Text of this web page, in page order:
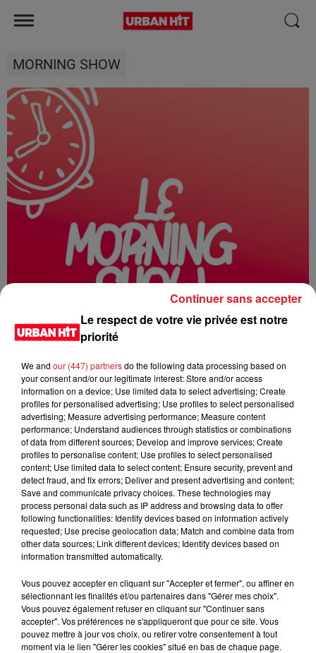
MORNING SHOW
0:00 3 min 25 sec
24 novembre 2025 - 3 min 25 sec
MORNING SHOW 09H11 du 21.11.2025
Le Morning Show
Le respect de votre vie privée est notre
priorité
We and our (447) partnersdo the following data processing based on
your consent and/or our legitimate interest: Store and/or access
information on a device; Use limited data to select advertising; Create
profiles for personalised advertising; Use profiles to select personalised
advertising; Measure advertising performance; Measure content
performance; Understand audiences through statistics or combinations
of data from different sources; Develop and improve services; Create
profiles to personalise content; Use profiles to select personalised
content; Use limited data to select content; Ensure security, prevent and
detect fraud, and fix errors; Deliver and present advertising and content;
Save and communicate privacy choices. These technologies may
process personal data such as IP address and browsing data to offer
following functionalities: Identify devices based on information actively
requested; Use precise geolocation data; Match and combine data from
other data sources; Link different devices; Identify devices based on
information transmitted automatically.
Vous pouvez accepter en cliquant sur "Accepter et fermer", ou affiner en
sélectionnant les finalités et/ou partenaires dans "Gérer mes choix".
Vous pouvez également refuser en cliquant sur "Continuer sans
accepter". Vos préférences ne s'appliqueront que pour ce site. Vous
pouvez mettre à jour vos choix, ou retirer votre consentement à tout
moment via le lien "Gérer les cookies" situé en bas de chaque page.
Continuer sans accepter